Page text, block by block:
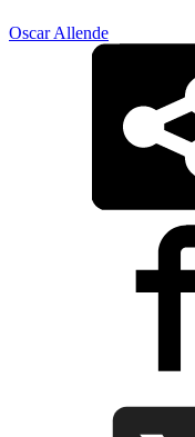
Oscar Allende